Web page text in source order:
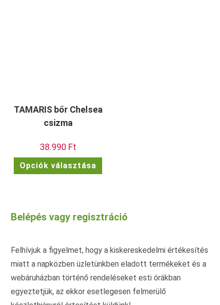
TAMARIS bőr Chelsea
csizma
38.990 Ft
Opciók választása
terméknek
a
termékoldalon
Belépés vagy regisztráció
Felhívjuk a figyelmet, hogy a kiskereskedelmi értékesítés
miatt a napközben üzletünkben eladott termékeket és a
webáruházban történő rendeléseket esti órákban
egyeztetjük, az ekkor esetlegesen felmerülő